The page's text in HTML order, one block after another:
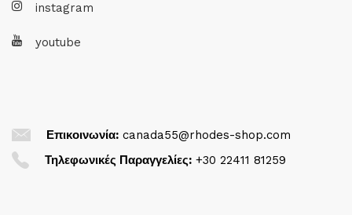
instagram
youtube
Επικοινωνία: canada55@rhodes-shop.com
Τηλεφωνικές Παραγγελίες: +30 22411 81259